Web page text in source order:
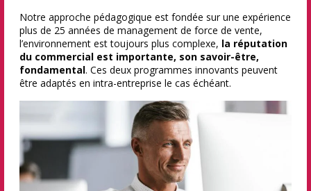
Notre approche pédagogique est fondée sur une expérience
plus de 25 années de management de force de vente,
l’environnement est toujours plus complexe, la réputation
du commercial est importante, son savoir-être,
fondamental. Ces deux programmes innovants peuvent
être adaptés en intra-entreprise le cas échéant.